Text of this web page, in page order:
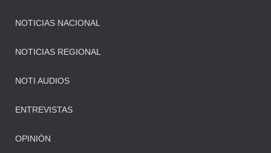
NOTICIAS NACIONAL
NOTICIAS REGIONAL
NOTI AUDIOS
ENTREVISTAS
OPINIÓN